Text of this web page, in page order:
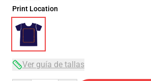
Print Location
Ver guía de tallas